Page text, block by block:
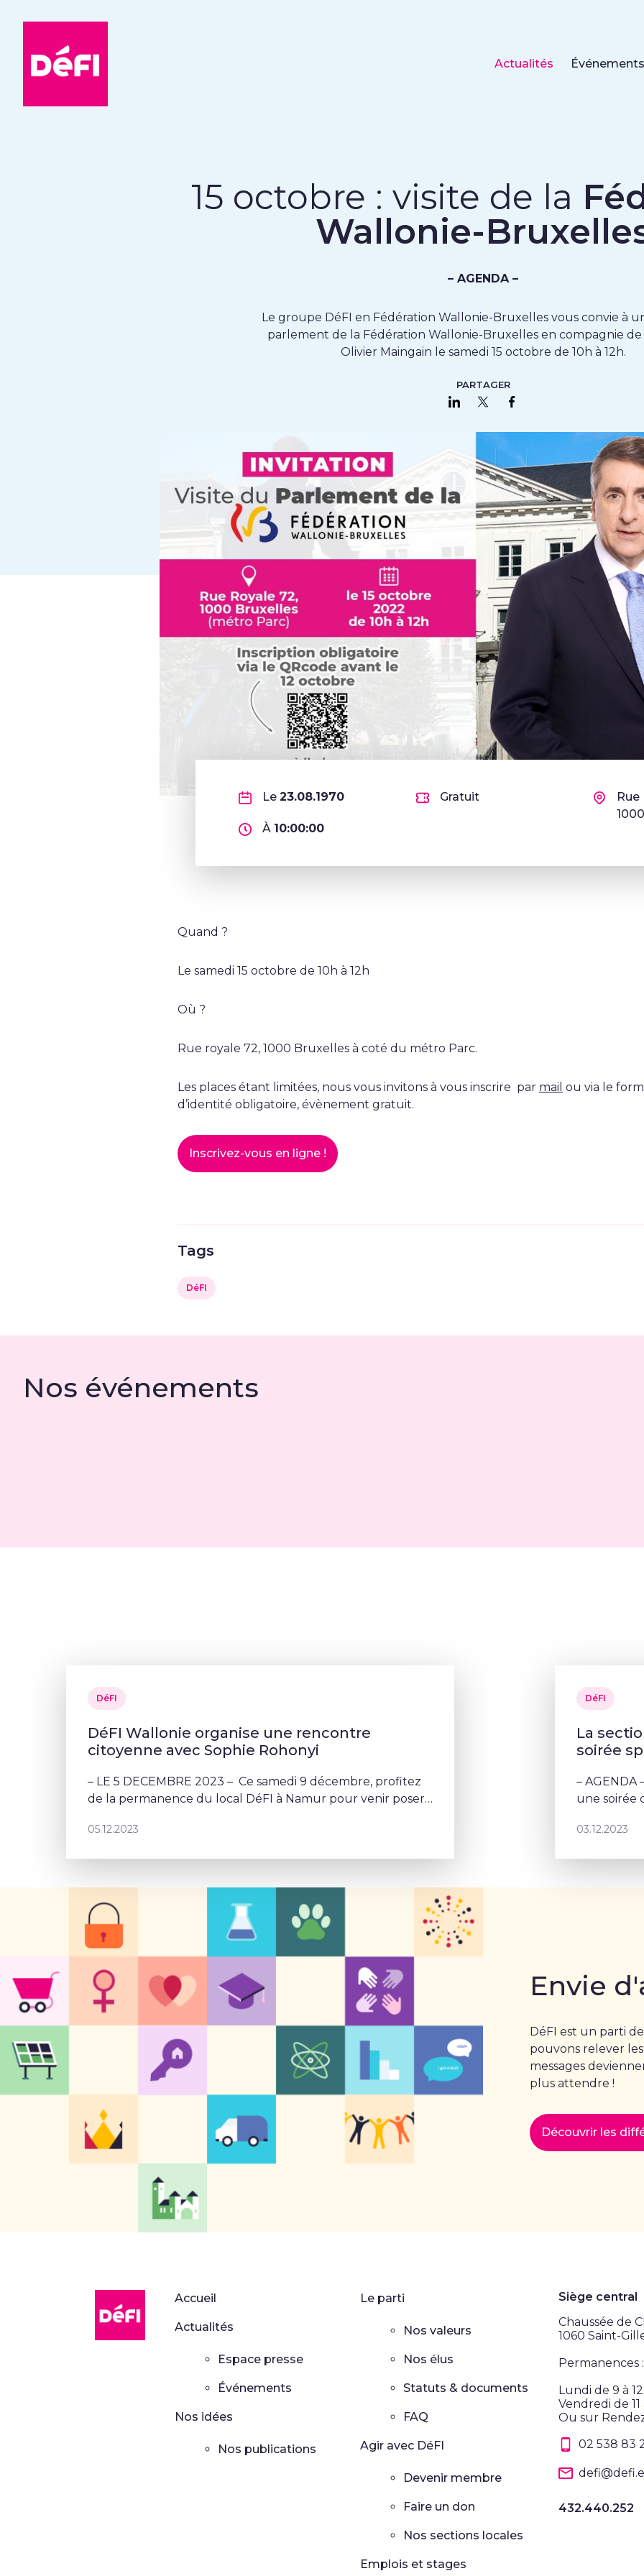
Actualités Événements
15 octobre : visite de la
Wallonie-
– AGENDA –
Le groupe DéFI en Fédération Wallonie-Bruxelles vous convie à
parlement de la Fédération Wallonie-Bruxelles en compagnie
Olivier Maingain le samedi 15 octobre de 10h à 12h.
PARTAGER
Partager sur LinkedIn
Partager sur Twitter
Le 23.08.1970
À 10:00:00
Gratuit
Rue
Quand ?
Le samedi 15 octobre de 10h à 12h
Où ?
Rue royale 72, 1000 Bruxelles à coté du métro Parc.
Les places étant limitées, nous vous invitons à vous inscrire par mail ou via le
d’identité obligatoire, évènement gratuit.
Inscrivez-vous en ligne !
Tags
DéFI
Nos événements
DéFI
DéFI Wallonie organise une rencontre
citoyenne avec Sophie Rohonyi
– LE 5 DECEMBRE 2023 – Ce samedi 9 décembre, profitez
de la permanence du local DéFI à Namur pour venir poser
05.12.2023
DéFI
La
soirée
–
une soirée
03.12.2023
Envie
DéFI est un parti
pouvons relever
messages
plus attendre !
Découvrir les
Accueil
Actualités
Espace presse
Événements
Nos idées
Nos publications
Le parti
Nos valeurs
Nos élus
Statuts & documents
FAQ
Agir avec DéFI
Devenir membre
Faire un don
Nos sections locales
Emplois et stages
Siège central
Chaussée de
1060 Saint-
Permanences :
Lundi de 9 à
Vendredi de 11
Ou sur
02 538 83
432.440.252